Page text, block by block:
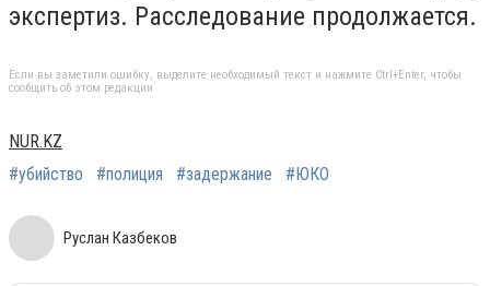
экспертиз. Расследование продолжается.
Если вы заметили ошибку, выделите необходимый текст и нажмите Ctrl+Enter, чтобы
сообщить об этом редакции
NUR.KZ
#убийство
#полиция #задержание #ЮКО
Руслан Казбеков